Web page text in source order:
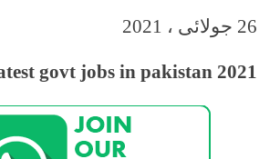
26 جولائی ، 2021
govt jobs in pakistan 2021